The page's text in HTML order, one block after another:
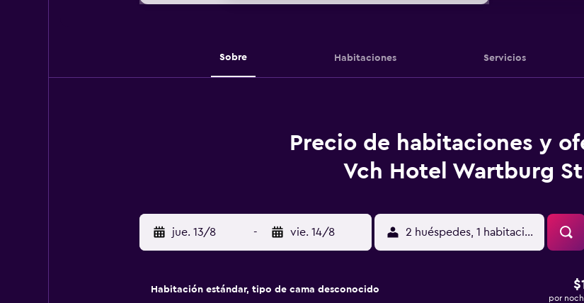
Sobre Habitaciones Servicios
Precio de habitaciones y
Vch Hotel Wartburg
jue. 13/8 - vie. 14/8 2 huéspedes, 1 habitación
Habitación estándar, tipo de cama desconocido
por